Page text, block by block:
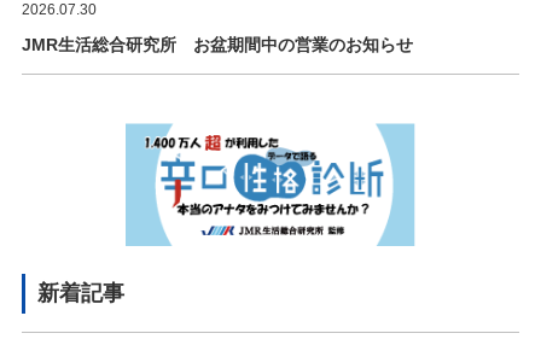
2026.07.30
JMR生活総合研究所 お盆期間中の営業のお知らせ
新着記事